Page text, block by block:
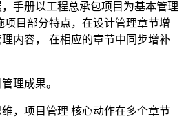
手册以工程总承包项目为基本管理
项目部分特点，在设计管理章节增
内容， 在相应的章节中同步增补
理成果。
，项目管理 核心动作在多个章节